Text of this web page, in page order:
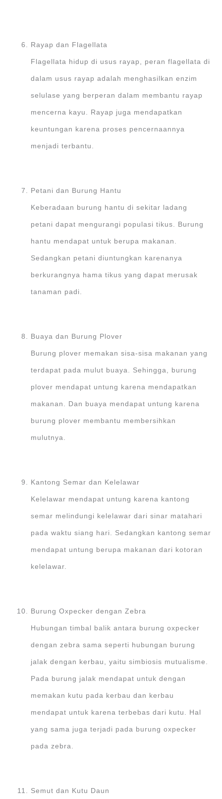
Rayap dan Flagellata
Flagellata hidup di usus rayap, peran flagellata di
dalam usus rayap adalah menghasilkan enzim
selulase yang berperan dalam membantu rayap
mencerna kayu. Rayap juga mendapatkan
keuntungan karena proses pencernaannya
menjadi terbantu.
Petani dan Burung Hantu
Keberadaan burung hantu di sekitar ladang
petani dapat mengurangi populasi tikus. Burung
hantu mendapat untuk berupa makanan.
Sedangkan petani diuntungkan karenanya
berkurangnya hama tikus yang dapat merusak
tanaman padi.
Buaya dan Burung Plover
Burung plover memakan sisa-sisa makanan yang
terdapat pada mulut buaya. Sehingga, burung
plover mendapat untung karena mendapatkan
makanan. Dan buaya mendapat untung karena
burung plover membantu membersihkan
mulutnya.
Kantong Semar dan Kelelawar
Kelelawar mendapat untung karena kantong
semar melindungi kelelawar dari sinar matahari
pada waktu siang hari. Sedangkan kantong semar
mendapat untung berupa makanan dari kotoran
kelelawar.
Burung Oxpecker dengan Zebra
Hubungan timbal balik antara burung oxpecker
dengan zebra sama seperti hubungan burung
jalak dengan kerbau, yaitu simbiosis mutualisme.
Pada burung jalak mendapat untuk dengan
memakan kutu pada kerbau dan kerbau
mendapat untuk karena terbebas dari kutu. Hal
yang sama juga terjadi pada burung oxpecker
pada zebra.
Semut dan Kutu Daun